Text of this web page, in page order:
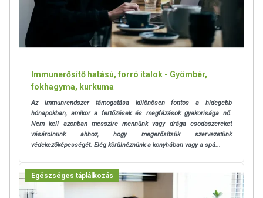
Immunerősítő hatású, forró italok - Gyömbér,
fokhagyma, kurkuma
Az immunrendszer támogatása különösen fontos a hidegebb
hónapokban, amikor a fertőzések és megfázások gyakorisága nő.
Nem kell azonban messzire mennünk vagy drága csodaszereket
vásárolnunk ahhoz, hogy megerősítsük szervezetünk
védekezőképességét. Elég körülnéznünk a konyhában vagy a spá...
Egészséges táplálkozás